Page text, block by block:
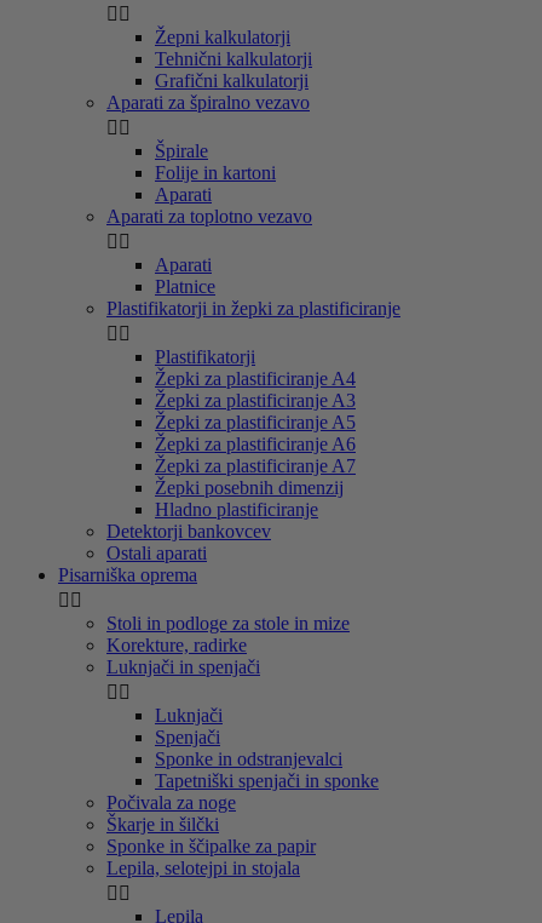
 
Žepni kalkulatorji
Tehnični kalkulatorji
Grafični kalkulatorji
Aparati za špiralno vezavo
 
Špirale
Folije in kartoni
Aparati
Aparati za toplotno vezavo
 
Aparati
Platnice
Plastifikatorji in žepki za plastificiranje
 
Plastifikatorji
Žepki za plastificiranje A4
Žepki za plastificiranje A3
Žepki za plastificiranje A5
Žepki za plastificiranje A6
Žepki za plastificiranje A7
Žepki posebnih dimenzij
Hladno plastificiranje
Detektorji bankovcev
Ostali aparati
Pisarniška oprema
 
Stoli in podloge za stole in mize
Korekture, radirke
Luknjači in spenjači
 
Luknjači
Spenjači
Sponke in odstranjevalci
Tapetniški spenjači in sponke
Počivala za noge
Škarje in šilčki
Sponke in ščipalke za papir
Lepila, selotejpi in stojala
 
Lepila